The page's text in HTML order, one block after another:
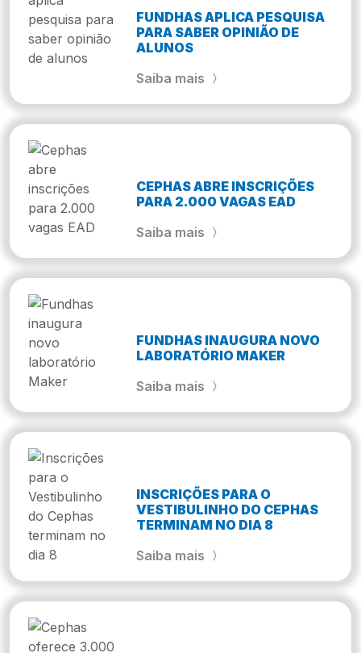
FUNDHAS APLICA PESQUISA
PARA SABER OPINIÃO DE
ALUNOS
Saiba mais
CEPHAS ABRE INSCRIÇÕES
PARA 2.000 VAGAS EAD
Saiba mais
FUNDHAS INAUGURA NOVO
LABORATÓRIO MAKER
Saiba mais
INSCRIÇÕES PARA O
VESTIBULINHO DO CEPHAS
TERMINAM NO DIA 8
Saiba mais